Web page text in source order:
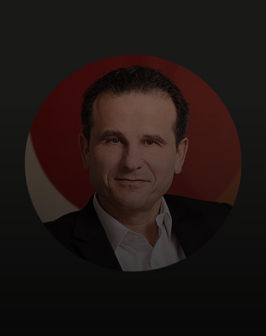
비즈니스 고객
모두를 위한 가치
이노베이터
뉴스 & 인사이트